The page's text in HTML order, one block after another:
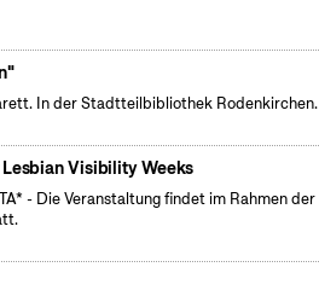
In der Stadtteilbibliothek Rodenkirchen.
Visibility Weeks
- Die Veranstaltung findet im Rahmen der